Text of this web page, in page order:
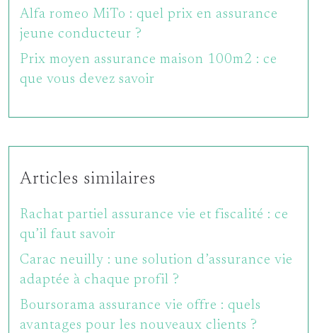
Alfa romeo MiTo : quel prix en assurance
jeune conducteur ?
Prix moyen assurance maison 100m2 : ce
que vous devez savoir
Articles similaires
Rachat partiel assurance vie et fiscalité : ce
qu’il faut savoir
Carac neuilly : une solution d’assurance vie
adaptée à chaque profil ?
Boursorama assurance vie offre : quels
avantages pour les nouveaux clients ?